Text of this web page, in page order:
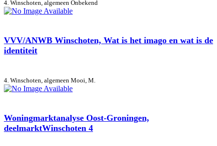
4. Winschoten, algemeen Onbekend
VVV/ANWB Winschoten, Wat is het imago en wat is de
identiteit
4. Winschoten, algemeen Mooi, M.
Woningmarktanalyse Oost-Groningen,
deelmarktWinschoten 4